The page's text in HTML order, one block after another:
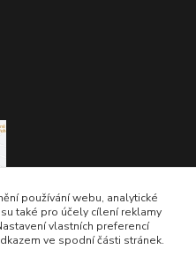
používání webu, analytické
také pro účely cílení reklamy
vlastních preferencí
ve spodní části stránek.